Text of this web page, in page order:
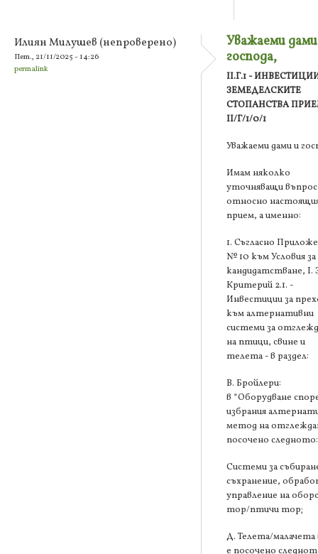
Илиян Милушев (непроверено)
Пет., 21/11/2025 - 14:26
permalink
Уважаеми
господа,
II.Г.1 -
ЗЕМЕДЕЛСКИТЕ
СТОПАНСТВА
II/Г/1/0/1
Уважаеми дами и
Имам няколко
уточняващи
относно
прием, а именно:
1. Съгласно
№ 10 към Условия за
кандидатстване, І.
Критерий 2.1. -
Инвестиции за
към алтернативни
системи за
на птици, свине и
телета - в раздел:
В. Бройлери:
в *Оборудване
избрания
метод на
посочено
Системи за
съхранение,
управление на
тор/птичи тор;
Д. Телета/малачета
е посочено